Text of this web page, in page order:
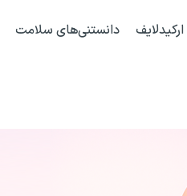
دانستنی‌های سلامت